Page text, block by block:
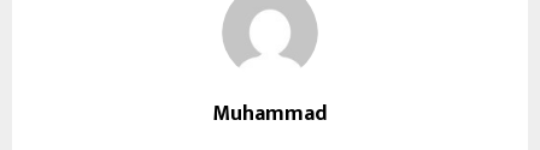
Muhammad